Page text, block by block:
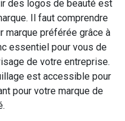
des logos de beauté est
Il faut comprendre
marque préférée grâce à
essentiel pour vous de
de votre entreprise.
est accessible pour
pour votre marque de